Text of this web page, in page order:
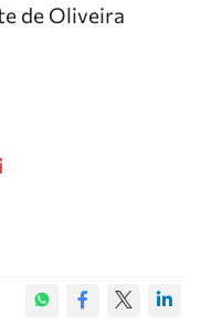
de Oliveira